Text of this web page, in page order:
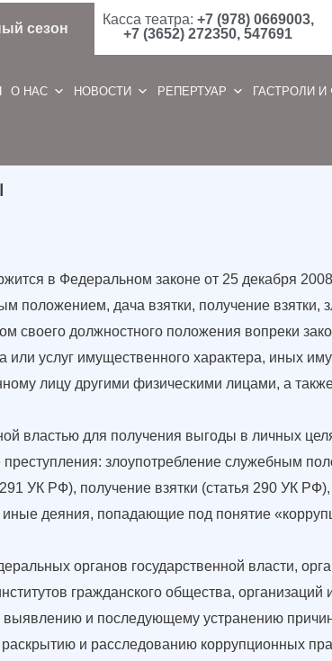
сезон
Касса театра: +7 (978) 0669003,
+7 (3652) 272350, 547691
О НАС НОВОСТИ РЕПЕРТУАР ГАСТРОЛИ
в Федеральном законе от 25 декабря
положением, дача взятки, получение
своего должностного положения вопреки
или услуг имущественного характера, иных
лицу другими физическими лицами, а
властью для получения выгоды в личных
злоупотребление служебным
УК РФ), получение взятки (статья 290 УК
деяния, попадающие под понятие
органов государственной власти,
гражданского общества,
и последующему устранению
и расследованию коррупционных